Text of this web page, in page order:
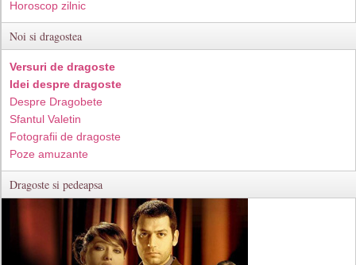
Horoscop zilnic
Noi si dragostea
Versuri de dragoste
Idei despre dragoste
Despre Dragobete
Sfantul Valetin
Fotografii de dragoste
Poze amuzante
Dragoste si pedeapsa